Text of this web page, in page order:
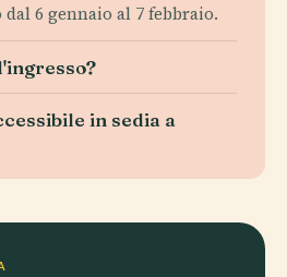
dal 6 gennaio al 7 febbraio.
in sedia a